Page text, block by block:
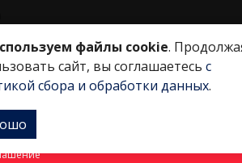
Калуга. Разработка и продвижение -
файлы cookie.
сайт, вы соглашаетесь с
сбора и обработки данных.